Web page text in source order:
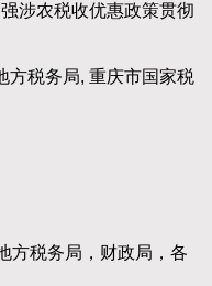
涉农税收优惠政策贯彻
方税务局, 重庆市国家税
方税务局，财政局，各